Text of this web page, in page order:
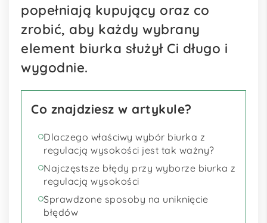
popełniają kupujący oraz co
zrobić, aby każdy wybrany
element biurka służył Ci długo i
wygodnie.
Co znajdziesz w artykule?
Dlaczego właściwy wybór biurka z
regulacją wysokości jest tak ważny?
Najczęstsze błędy przy wyborze biurka z
regulacją wysokości
Sprawdzone sposoby na uniknięcie
błędów